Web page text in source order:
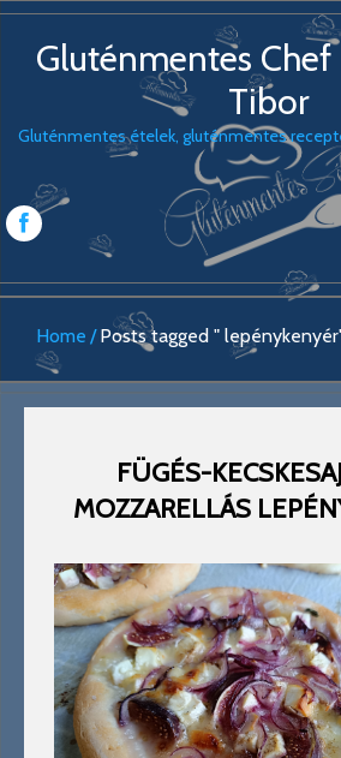
Gluténmentes
Tibor
Gluténmentes ételek, gluténmentes
Home Posts tagged "
FÜGÉS-
MOZZARELLÁS